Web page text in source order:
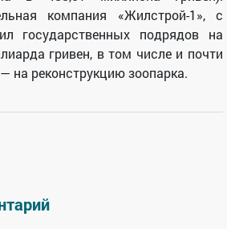
компания «Жилстрой-1», с
государственных подрядов на
гривен, в том числе и почти
на реконструкцию зоопарка.